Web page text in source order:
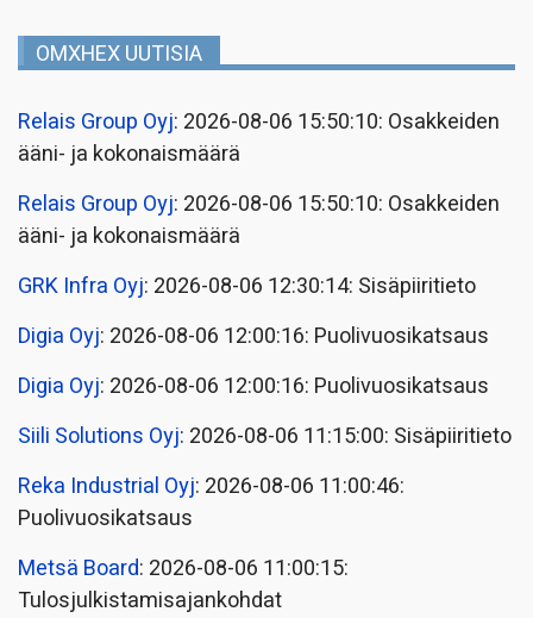
OMXHEX UUTISIA
Relais Group Oyj: 2026-08-06 15:50:10: Osakkeiden
ääni- ja kokonaismäärä
Relais Group Oyj: 2026-08-06 15:50:10: Osakkeiden
ääni- ja kokonaismäärä
GRK Infra Oyj: 2026-08-06 12:30:14: Sisäpiiritieto
Digia Oyj: 2026-08-06 12:00:16: Puolivuosikatsaus
Digia Oyj: 2026-08-06 12:00:16: Puolivuosikatsaus
Siili Solutions Oyj: 2026-08-06 11:15:00: Sisäpiiritieto
Reka Industrial Oyj: 2026-08-06 11:00:46:
Puolivuosikatsaus
Metsä Board: 2026-08-06 11:00:15:
Tulosjulkistamisajankohdat